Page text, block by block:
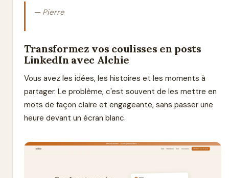
— Pierre
Transformez vos coulisses en posts
LinkedIn avec Alchie
Vous avez les idées, les histoires et les moments à
partager. Le problème, c'est souvent de les mettre en
mots de façon claire et engageante, sans passer une
heure devant un écran blanc.